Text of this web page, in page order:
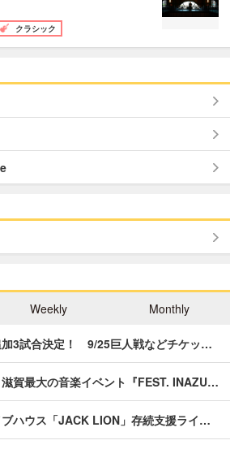
クラシック
Weekly Monthly
加3試合決定！ 9/25巨人戦などチケッ…
賀最大の音楽イベント『FEST. INAZU…
ハウス「JACK LION」存続支援ライ…